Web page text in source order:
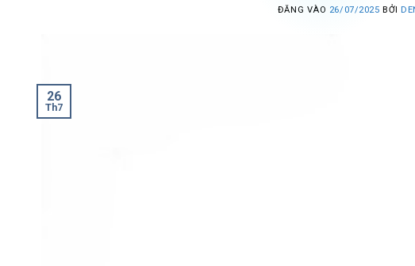
ĐĂNG VÀO 26/07/2025 BỞI
26
Th7